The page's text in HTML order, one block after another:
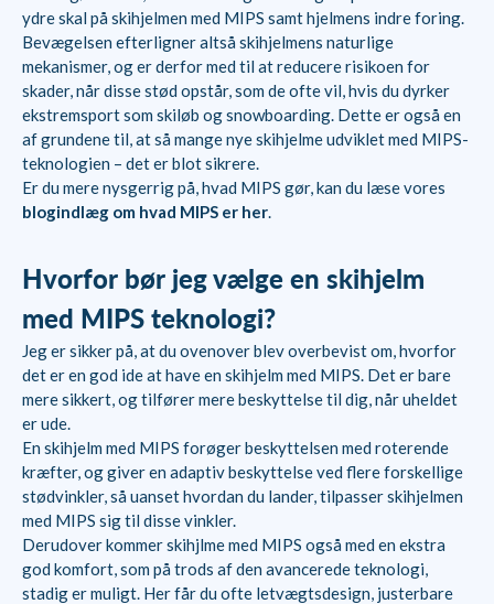
ydre skal på skihjelmen med MIPS samt hjelmens indre foring.
Bevægelsen efterligner altså skihjelmens naturlige
mekanismer, og er derfor med til at reducere risikoen for
skader, når disse stød opstår, som de ofte vil, hvis du dyrker
ekstremsport som skiløb og snowboarding. Dette er også en
af grundene til, at så mange nye skihjelme udviklet med MIPS-
teknologien – det er blot sikrere.
Er du mere nysgerrig på, hvad MIPS gør, kan du læse vores
blogindlæg om hvad MIPS er her.
Hvorfor bør jeg vælge en skihjelm
med MIPS teknologi?
Jeg er sikker på, at du ovenover blev overbevist om, hvorfor
det er en god ide at have en skihjelm med MIPS. Det er bare
mere sikkert, og tilfører mere beskyttelse til dig, når uheldet
er ude.
En skihjelm med MIPS forøger beskyttelsen med roterende
kræfter, og giver en adaptiv beskyttelse ved flere forskellige
stødvinkler, så uanset hvordan du lander, tilpasser skihjelmen
med MIPS sig til disse vinkler.
Derudover kommer skihjlme med MIPS også med en ekstra
god komfort, som på trods af den avancerede teknologi,
stadig er muligt. Her får du ofte letvægtsdesign, justerbare